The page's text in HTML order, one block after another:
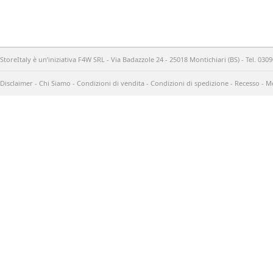
StoreItaly è un’iniziativa F4W SRL - Via Badazzole 24 - 25018 Montichiari (BS) - Tel.
Disclaimer - Chi Siamo - Condizioni di vendita - Condizioni di spedizione - Recesso -